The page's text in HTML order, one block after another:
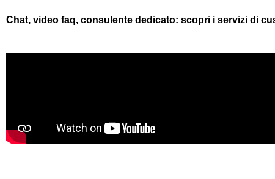
Chat, video faq, consulente dedicato: scopri i servizi di